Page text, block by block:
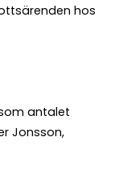
hos
antalet
Jonsson,